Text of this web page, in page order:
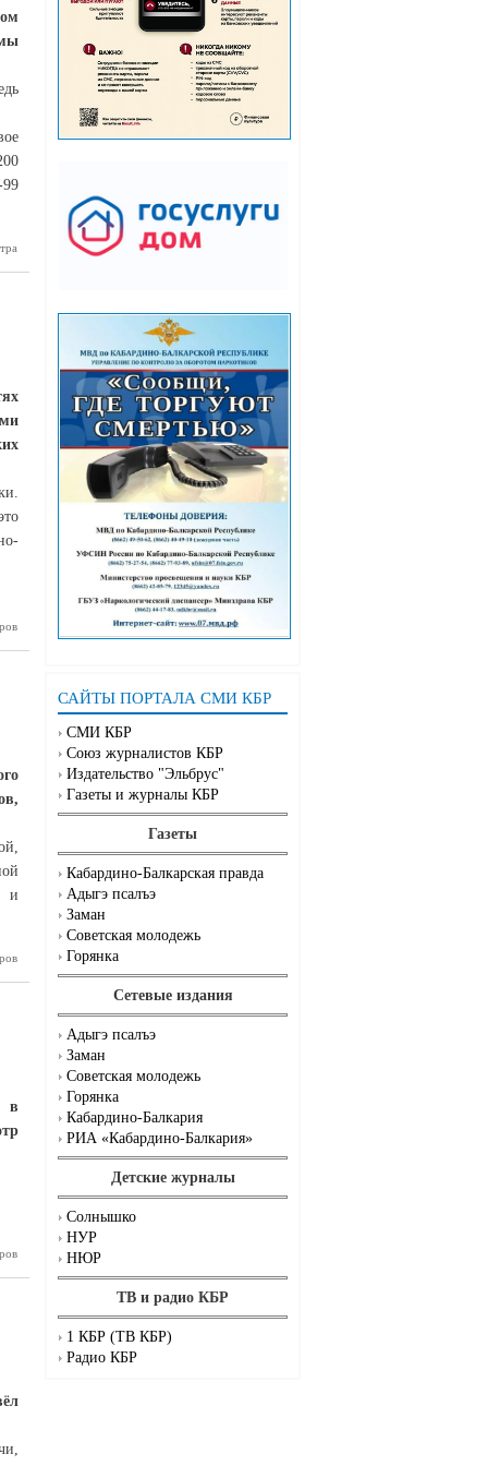
САЙТЫ ПОРТАЛА СМИ КБР
СМИ КБР
Союз журналистов КБР
Издательство "Эльбрус"
Газеты и журналы КБР
Газеты
Кабардино-Балкарская правда
Адыгэ псалъэ
Заман
Советская молодежь
Горянка
Сетевые издания
Адыгэ псалъэ
Заман
Советская молодежь
Горянка
Кабардино-Балкария
РИА «Кабардино-Балкария»
Детские журналы
Солнышко
НУР
НЮР
ТВ и радио КБР
1 КБР (ТВ КБР)
Радио КБР
99
ЕГЭ в
пути
и
в